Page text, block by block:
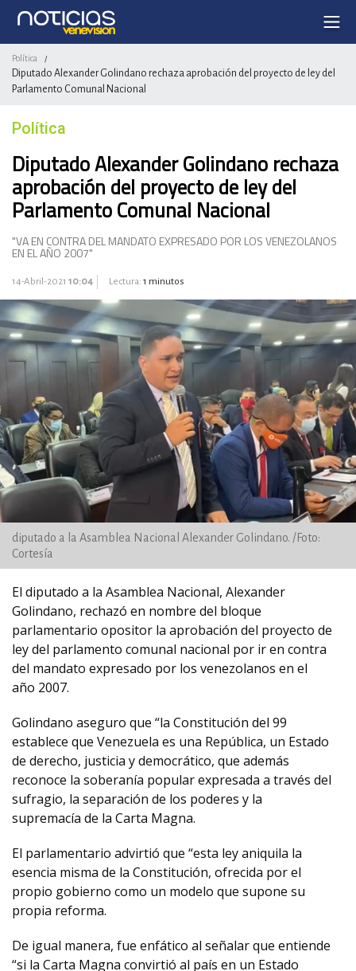
Política /
Diputado Alexander Golindano rechaza aprobación del proyecto de ley del
Parlamento Comunal Nacional
Política
Diputado Alexander Golindano rechaza
aprobación del proyecto de ley del
Parlamento Comunal Nacional
"VA EN CONTRA DEL MANDATO EXPRESADO POR LOS VENEZOLANOS
EN EL AÑO 2007"
14-Abril-2021 10:04 Lectura: 1 minutos
diputado a la Asamblea Nacional Alexander Golindano. /Foto:
Cortesía
El diputado a la Asamblea Nacional, Alexander
Golindano, rechazó en nombre del bloque
parlamentario opositor la aprobación del proyecto de
ley del parlamento comunal nacional por ir en contra
del mandato expresado por los venezolanos en el
año 2007.
Golindano aseguro que “la Constitución del 99
establece que Venezuela es una República, un Estado
de derecho, justicia y democrático, que además
reconoce la soberanía popular expresada a través del
sufragio, la separación de los poderes y la
supremacía de la Carta Magna.
El parlamentario advirtió que “esta ley aniquila la
esencia misma de la Constitución, ofrecida por el
propio gobierno como un modelo que supone su
propia reforma.
De igual manera, fue enfático al señalar que entiende
“si la Carta Magna convirtió al país en un Estado